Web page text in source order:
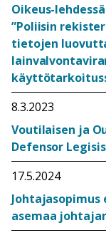
Oikeus-
”Poliisin
tietojen
8.3.2023
Voutilaisen ja
Defensor
17.5.2024
asemaa